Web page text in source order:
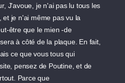
J'avoue, je n'ai pas lu tous les
et je n'ai même pas vu la
être que le mien -de
à côté de la plaque. En fait,
ce que vous tous qui
pensez de Poutine, et de
Parce que